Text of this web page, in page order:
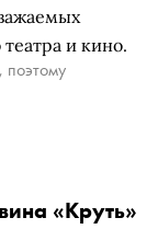
и кино.
поэтому
«Круть»